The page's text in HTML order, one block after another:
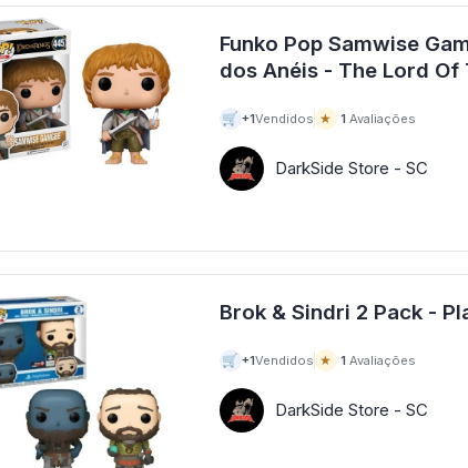
Funko Pop Samwise
🛒 +1Vendidos ★ 1 Avaliações
DarkSide Store - SC
🛒 +1Vendidos ★ 1 Avaliações
DarkSide Store - SC